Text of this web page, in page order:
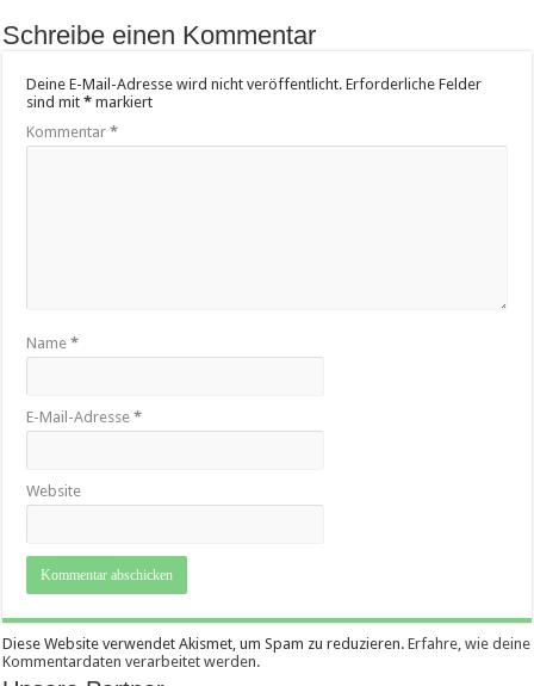
Schreibe einen Kommentar
Deine E-Mail-Adresse wird nicht veröffentlicht. Erforderliche Felder
sind mit* markiert
Kommentar*
Name*
E-Mail-Adresse*
Website
Diese Website verwendet Akismet, um Spam zu reduzieren.Erfahre, wie deine
Kommentardaten verarbeitet werden.